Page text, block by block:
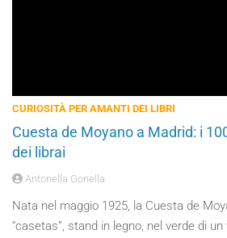
CURIOSITÀ PER AMANTI DEI LIBRI
Cuesta de Moyano a Madrid: i
dei librai
Antonella Gonella
Nata nel maggio 1925, la Cuesta de
“casetas”, stand in legno, nel verde di